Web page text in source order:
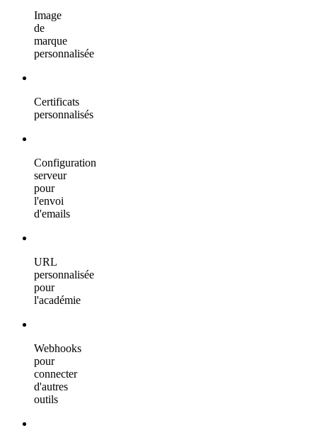
Image
de
marque
personnalisée
Certificats
personnalisés
Configuration
serveur
pour
l'envoi
d'emails
URL
personnalisée
pour
l'académie
Webhooks
pour
connecter
d'autres
outils